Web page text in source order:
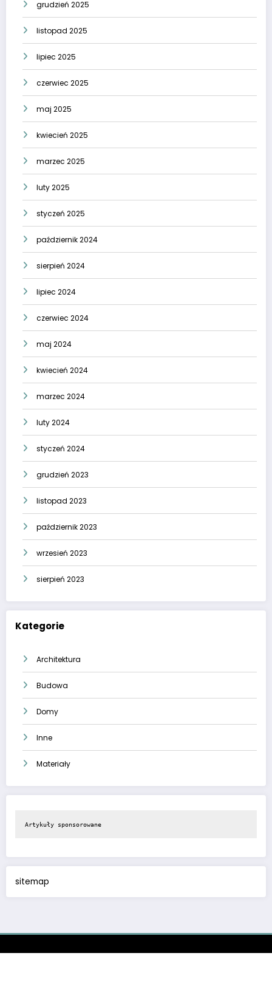
grudzień 2025
listopad 2025
lipiec 2025
czerwiec 2025
maj 2025
kwiecień 2025
marzec 2025
luty 2025
styczeń 2025
październik 2024
sierpień 2024
lipiec 2024
czerwiec 2024
maj 2024
kwiecień 2024
marzec 2024
luty 2024
styczeń 2024
grudzień 2023
listopad 2023
październik 2023
wrzesień 2023
sierpień 2023
Kategorie
Architektura
Budowa
Domy
Inne
Materiały
Artykuły sponsorowane
sitemap